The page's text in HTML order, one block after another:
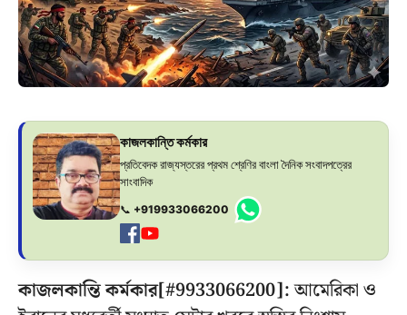
কাজলকান্তি কর্মকার
প্রতিবেদক রাজ্যস্তরের প্রথম শ্রেণির বাংলা দৈনিক সংবাদপত্রের
সাংবাদিক
📞 +919933066200
কাজলকান্তি কর্মকার[#9933066200]:আমেরিকা ও